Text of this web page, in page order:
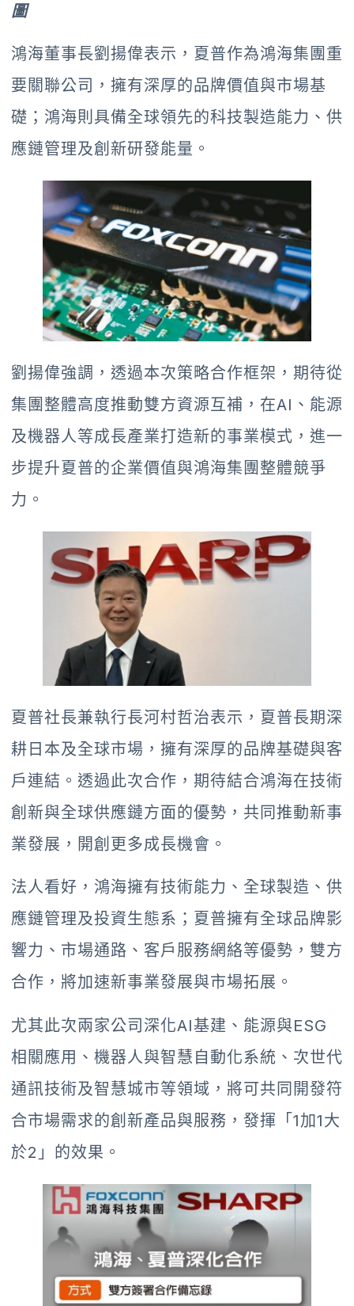
圖
鴻海董事長劉揚偉表示，夏普作為鴻海集團重
要關聯公司，擁有深厚的品牌價值與市場基
礎；鴻海則具備全球領先的科技製造能力、供
應鏈管理及創新研發能量。
劉揚偉強調，透過本次策略合作框架，期待從
集團整體高度推動雙方資源互補，在AI、能源
及機器人等成長產業打造新的事業模式，進一
步提升夏普的企業價值與鴻海集團整體競爭
力。
夏普社長兼執行長河村哲治表示，夏普長期深
耕日本及全球市場，擁有深厚的品牌基礎與客
戶連結。透過此次合作，期待結合鴻海在技術
創新與全球供應鏈方面的優勢，共同推動新事
業發展，開創更多成長機會。
法人看好，鴻海擁有技術能力、全球製造、供
應鏈管理及投資生態系；夏普擁有全球品牌影
響力、市場通路、客戶服務網絡等優勢，雙方
合作，將加速新事業發展與市場拓展。
尤其此次兩家公司深化AI基建、能源與ESG
相關應用、機器人與智慧自動化系統、次世代
通訊技術及智慧城市等領域，將可共同開發符
合市場需求的創新產品與服務，發揮「1加1大
於2」的效果。